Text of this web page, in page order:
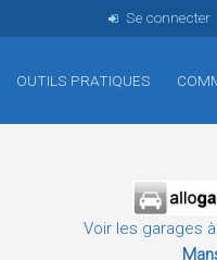
Se connecter
OUTILS PRATIQUES
Voir les garages à